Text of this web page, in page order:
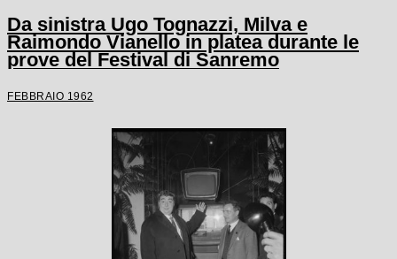
Da sinistra Ugo Tognazzi, Milva e
Raimondo Vianello in platea durante le
prove del Festival di Sanremo
FEBBRAIO 1962